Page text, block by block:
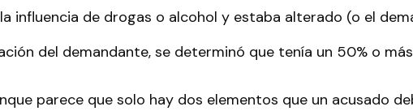
influencia de drogas o alcohol y estaba alterado (o el
del demandante, se determinó que tenía un 50% o
parece que solo hay dos elementos que un acusado